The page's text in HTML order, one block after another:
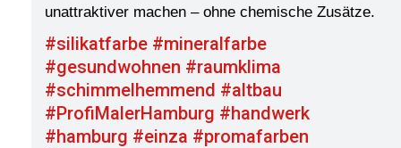
unattraktiver machen – ohne chemische Zusätze.
#silikatfarbe #mineralfarbe
#gesundwohnen #raumklima
#schimmelhemmend #altbau
#ProfiMalerHamburg #handwerk
#hamburg #einza #promafarben